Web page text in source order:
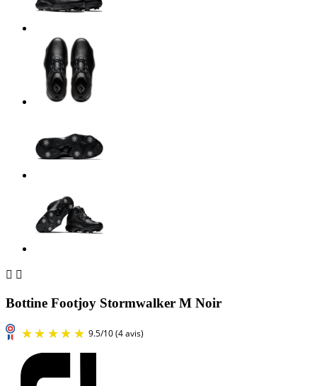
 
Bottine Footjoy Stormwalker M Noir